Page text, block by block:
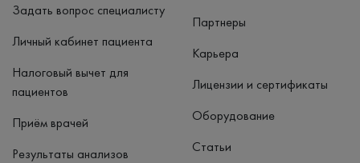
Задать вопрос специалисту
Личный кабинет пациента
Налоговый вычет для
пациентов
Приём врачей
Результаты анализов
Партнеры
Карьера
Лицензии и сертификаты
Оборудование
Статьи